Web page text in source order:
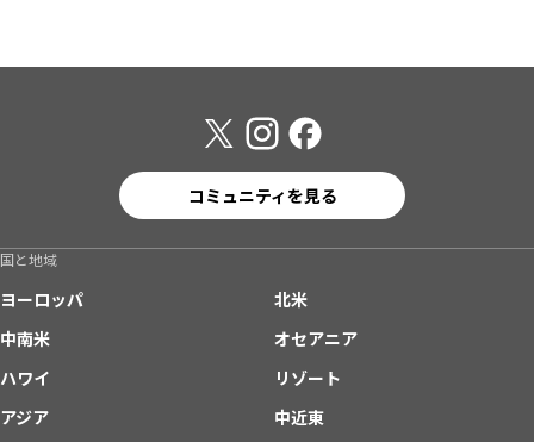
コミュニティを見る
国と地域
ヨーロッパ
北米
中南米
オセアニア
ハワイ
リゾート
アジア
中近東